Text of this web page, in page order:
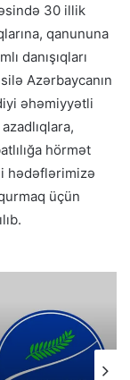
30 illik
qanununa
danışıqları
Azərbaycanın
əhəmiyyətli
hörmət
hədəflərimizə
üçün